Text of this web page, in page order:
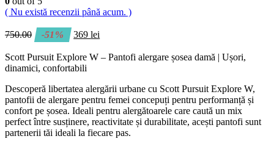
( Nu există recenzii până acum. )
750.00 -51% 369lei
Scott Pursuit Explore W – Pantofi alergare șosea damă | Ușori,
dinamici, confortabili
Descoperă libertatea alergării urbane cu Scott Pursuit Explore W,
pantofii de alergare pentru femei concepuți pentru performanță și
confort pe șosea. Ideali pentru alergătoarele care caută un mix
perfect între susținere, reactivitate și durabilitate, acești pantofi sunt
partenerii tăi ideali la fiecare pas.